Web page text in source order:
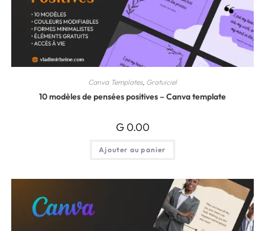
Canva Templates, Gratuiciel
10 modèles de pensées positives – Canva template
G 0.00
Ajouter au panier